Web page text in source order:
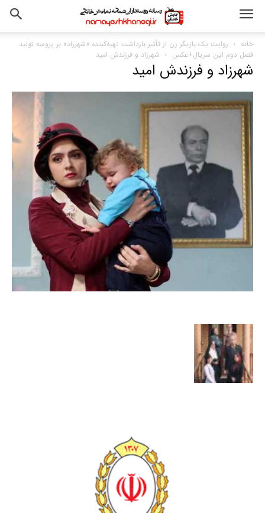
خانه
روایت یک بازیگر زن از تأثیر بازداشت تهیه‌کننده «شهرزاد» بر پروسه تولید
فصل دوم این سریال+عکس
شهرزاد و فرزندش امید
شهرزاد و فرزندش امید